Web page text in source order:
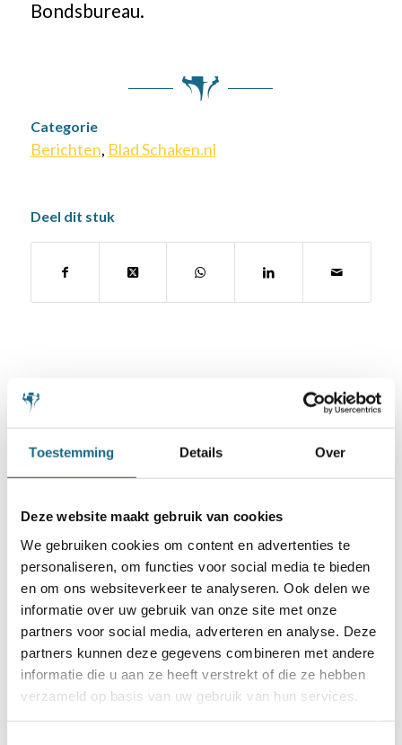
Toestemming Details Over
Deze website maakt gebruik van cookies
We gebruiken cookies om content en advertenties te
personaliseren, om functies voor social media te bieden
en om ons websiteverkeer te analyseren. Ook delen we
informatie over uw gebruik van onze site met onze
partners voor social media, adverteren en analyse. Deze
partners kunnen deze gegevens combineren met andere
informatie die u aan ze heeft verstrekt of die ze hebben
verzameld op basis van uw gebruik van hun services.
Bondsbureau.
Categorie
Berichten, Blad Schaken.nl
Deel dit stuk
door: